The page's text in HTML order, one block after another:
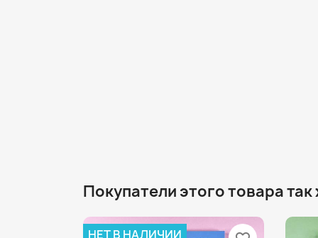
Покупатели этого товара
НЕТ В НАЛИЧИИ